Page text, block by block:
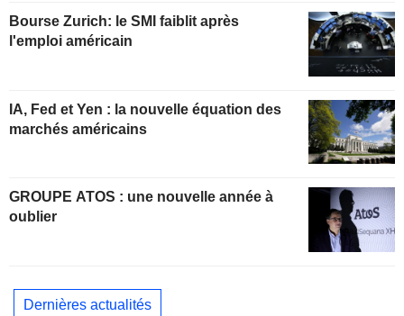
Bourse Zurich: le SMI faiblit après
l'emploi américain
IA, Fed et Yen : la nouvelle équation des
marchés américains
GROUPE ATOS : une nouvelle année à
oublier
Dernières actualités